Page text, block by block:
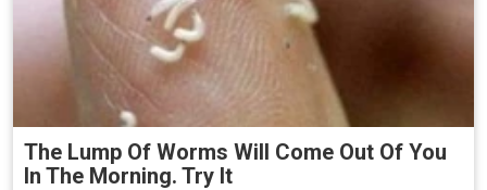
The Lump Of Worms Will Come Out Of You
In The Morning. Try It